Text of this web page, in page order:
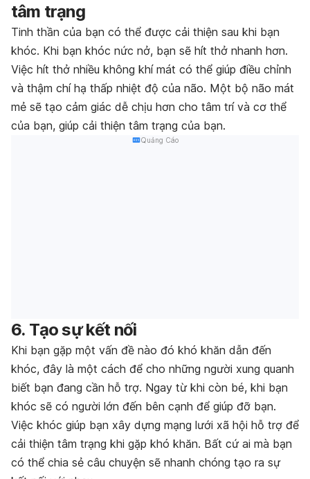
tâm trạng
Tinh thần của bạn có thể được cải thiện sau khi bạn
khóc. Khi bạn khóc nức nở, bạn sẽ hít thở nhanh hơn.
Việc hít thở nhiều không khí mát có thể giúp điều chỉnh
và thậm chí hạ thấp nhiệt độ của não. Một bộ não mát
mẻ sẽ tạo cảm giác dễ chịu hơn cho tâm trí và cơ thể
của bạn, giúp cải thiện tâm trạng của bạn.
Quảng Cáo
6. Tạo sự kết nối
Khi bạn gặp một vấn đề nào đó khó khăn dẫn đến
khóc, đây là một cách để cho những người xung quanh
biết bạn đang cần hỗ trợ. Ngay từ khi còn bé, khi bạn
khóc sẽ có người lớn đến bên cạnh để giúp đỡ bạn.
Việc khóc giúp bạn xây dựng mạng lưới xã hội hỗ trợ để
cải thiện tâm trạng khi gặp khó khăn. Bất cứ ai mà bạn
có thể chia sẻ câu chuyện sẽ nhanh chóng tạo ra sự